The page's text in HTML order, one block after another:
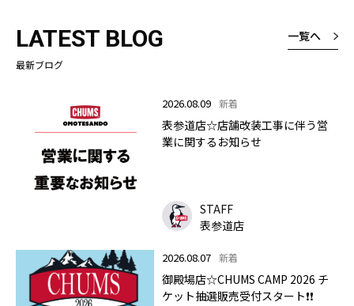
LATEST BLOG
最新ブログ
一覧へ
2026.08.09 新着
表参道店☆店舗改装工事に伴う営
業に関するお知らせ
STAFF
表参道店
2026.08.07 新着
御殿場店☆CHUMS CAMP 2026 チ
ケット抽選販売受付スタート❗❗